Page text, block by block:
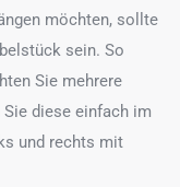
möchten, sollte
sein. So
Sie mehrere
Sie diese einfach im
und rechts mit